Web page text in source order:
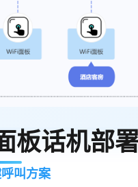
板话机部
叫方案